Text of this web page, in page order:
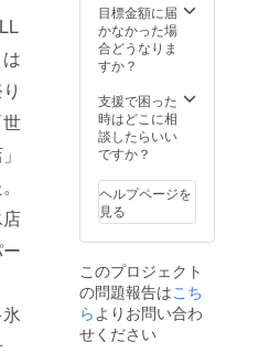
目標金額に届
かなかった場
合どうなりま
すか？
支援で困った
時はどこに相
談したらいい
ですか？
ヘルプページを
見る
このプロジェクト
の問題報告はこち
ら よりお問い合わ
せください